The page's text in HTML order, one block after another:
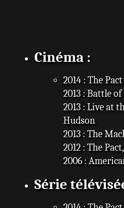
Cinéma :
2014 : The
2013 : Battle of
2013 : Live at
Hudson
2013 : The
2012 : The
2006 :
Série